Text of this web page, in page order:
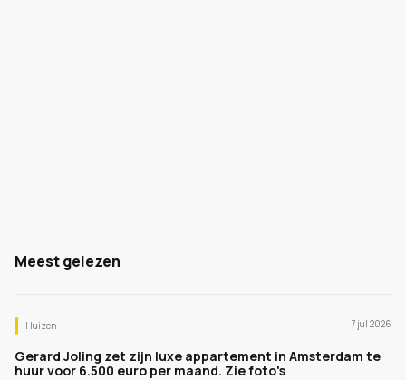
Meest gelezen
Huizen 7 jul 2026
Gerard Joling zet zijn luxe appartement in Amsterdam te
huur voor 6.500 euro per maand. Zie foto's